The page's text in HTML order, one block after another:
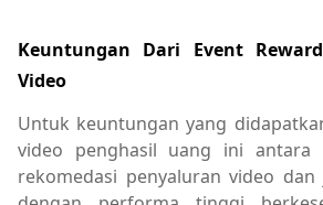
Keuntungan Dari Event
Video
Untuk keuntungan yang
video penghasil uang ini
rekomedasi penyaluran video